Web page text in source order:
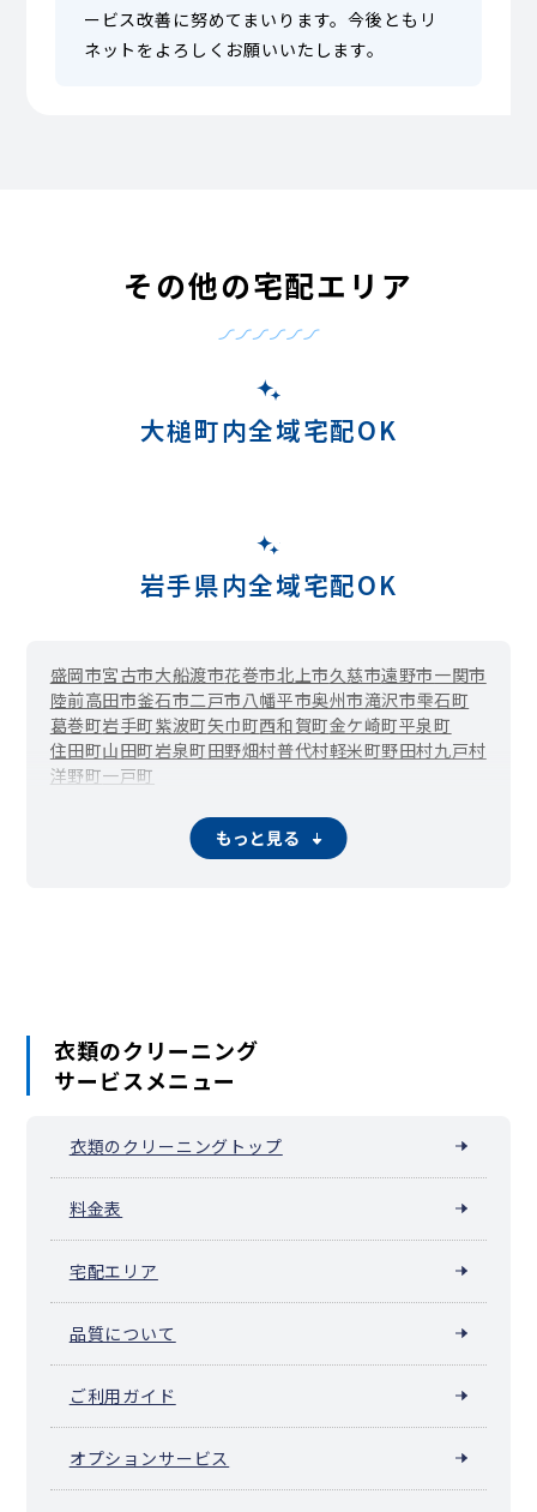
ービス改善に努めてまいります。今後ともリ
ネットをよろしくお願いいたします。
その他の宅配エリア
大槌町内全域宅配OK
岩手県内全域宅配OK
盛岡市宮古市大船渡市花巻市北上市久慈市遠野市一関市
陸前高田市釜石市二戸市 八幡平市奥州市滝沢市雫石町
葛巻町岩手町紫波町矢巾町西和賀町金ケ崎町平泉町
住田町山田町岩泉町田野畑村普代村軽米町野田村九戸村
洋野町一戸町
もっと見る
衣類のクリーニング
サービスメニュー
衣類のクリーニングトップ
料金表
宅配エリア
品質について
ご利用ガイド
オプションサービス